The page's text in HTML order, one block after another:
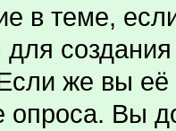
в теме,
же вы её
опроса. Вы